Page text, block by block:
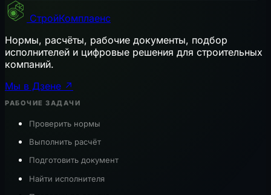
СтройКомплаенс
Нормы, расчёты, рабочие документы, подбор
исполнителей и цифровые решения для строительных
компаний.
Мы в Дзене ↗
РАБОЧИЕ ЗАДАЧИ
Проверить нормы
Выполнить расчёт
Подготовить документ
Найти исполнителя